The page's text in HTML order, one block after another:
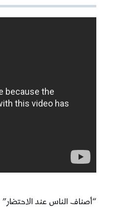
“أصناف الناس عند الاحتضار”